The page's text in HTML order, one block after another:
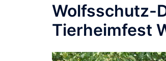
Wolfsschutz-
Tierheimfest